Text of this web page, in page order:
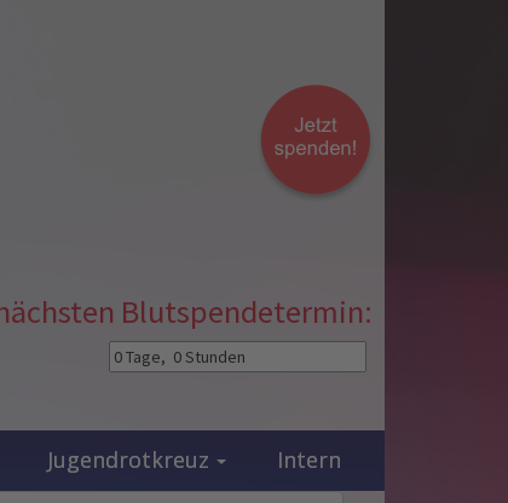
Blutspendetermin:
Jugendrotkreuz Intern